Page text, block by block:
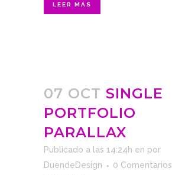
LEER MÁS
07 OCT SINGLE
PORTFOLIO
PARALLAX
Publicado a las 14:24h en por
DuendeDesign
0 Comentarios